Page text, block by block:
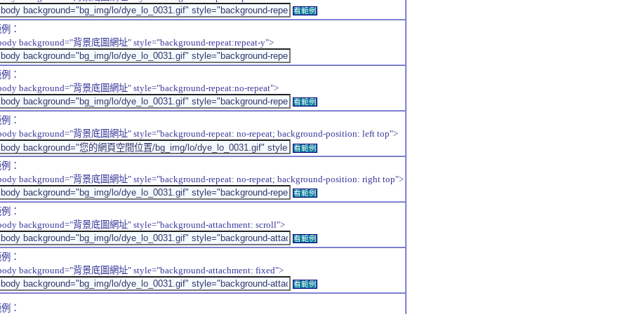
看範例
：
background="背景底圖網址" style="background-repeat:repeat-y">
：
background="背景底圖網址" style="background-repeat:no-repeat">
看範例
：
background="背景底圖網址" style="background-repeat: no-repeat; background-position: left top">
看範例
：
background="背景底圖網址" style="background-repeat: no-repeat; background-position: right top">
看範例
：
background="背景底圖網址" style="background-attachment: scroll">
看範例
：
background="背景底圖網址" style="background-attachment: fixed">
看範例
：